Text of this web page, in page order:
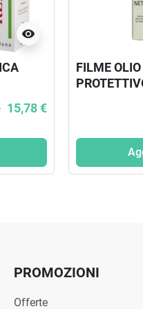
visibility
15,78 €
FILME
PROMOZIONI
Offerte